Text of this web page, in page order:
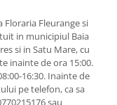
Fleurange si
in municipiul Baia
si in Satu Mare, cu
inainte de ora 15:00.
16:30. Inainte de
pe telefon, ca sa
sau